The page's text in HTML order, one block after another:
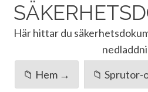
Här hittar du
📁 Hem →
📁 Sprutor-